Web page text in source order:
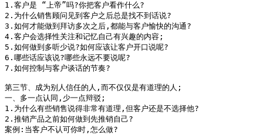
1.客户是 “上帝”吗?你把客户看作什么?
2.为什么销售顾问见到客户之后总是找不到话说?
3.如何才能做到拜访多次之后,都能与客户愉快的沟通?
4.客户会选择性关注和记忆自己有兴趣的内容;
5.如何做到多听少说?如何应该让客户开口说呢?
6.哪些话应该说?哪些永远不要说呢?
7.如何控制与客户谈话的节奏?
第三节、成为别人信任的人,而不仅仅是有道理的人;
一、多一点认同,少一点辩驳;
1.为什么有些销售说得非常有道理,但客户还是不选择他?
2.推销产品之前如何做到先推销自己?
案例:当客户不认可你时,怎么做?